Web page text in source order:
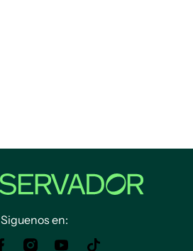
Siguenos en: